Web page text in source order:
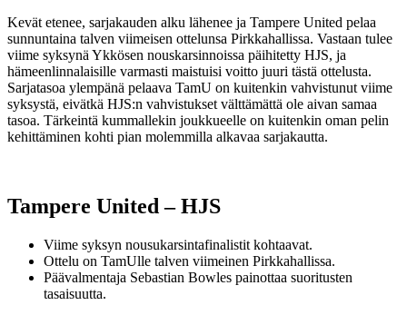
Kevät etenee, sarjakauden alku lähenee ja Tampere United pelaa
sunnuntaina talven viimeisen ottelunsa Pirkkahallissa. Vastaan tulee
viime syksynä Ykkösen nouskarsinnoissa päihitetty HJS, ja
hämeenlinnalaisille varmasti maistuisi voitto juuri tästä ottelusta.
Sarjatasoa ylempänä pelaava TamU on kuitenkin vahvistunut viime
syksystä, eivätkä HJS:n vahvistukset välttämättä ole aivan samaa
tasoa. Tärkeintä kummallekin joukkueelle on kuitenkin oman pelin
kehittäminen kohti pian molemmilla alkavaa sarjakautta.
Tampere United – HJS
Viime syksyn nousukarsinta­finalistit kohtaavat.
Ottelu on TamUlle talven viimeinen Pirkkahallissa.
Päävalmentaja Sebastian Bowles painottaa suoritusten
tasaisuutta.